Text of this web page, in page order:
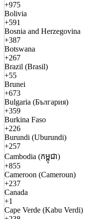
+975
Bolivia
+591
Bosnia and Herzegovina
+387
Botswana
+267
Brazil (Brasil)
+55
Brunei
+673
Bulgaria (България)
+359
Burkina Faso
+226
Burundi (Uburundi)
+257
Cambodia (កម្ពុជា)
+855
Cameroon (Cameroun)
+237
Canada
+1
Cape Verde (Kabu Verdi)